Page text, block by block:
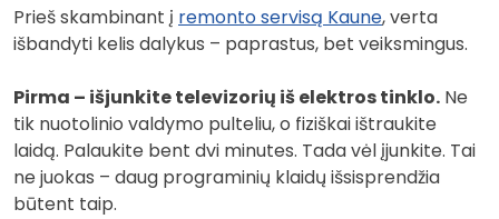
Prieš skambinant į remonto servisą Kaune, verta
išbandyti kelis dalykus – paprastus, bet veiksmingus.
Pirma – išjunkite televizorių iš elektros tinklo. Ne
tik nuotolinio valdymo pulteliu, o fiziškai ištraukite
laidą. Palaukite bent dvi minutes. Tada vėl įjunkite. Tai
ne juokas – daug programinių klaidų išsisprendžia
būtent taip.